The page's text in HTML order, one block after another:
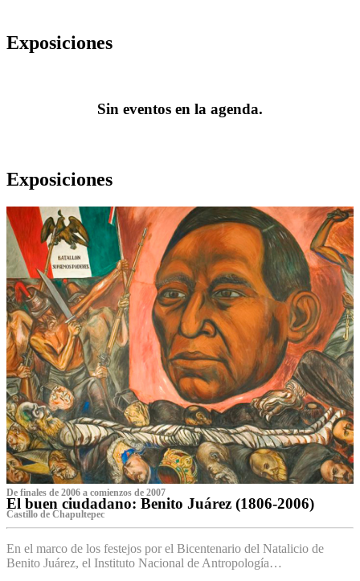
Exposiciones
Sin eventos en la agenda.
Exposiciones
De finales de 2006 a comienzos de 2007
El buen ciudadano: Benito Juárez (1806-2006)
Castillo de Chapultepec
En el marco de los festejos por el Bicentenario del Natalicio de
Benito Juárez, el Instituto Nacional de Antropología…